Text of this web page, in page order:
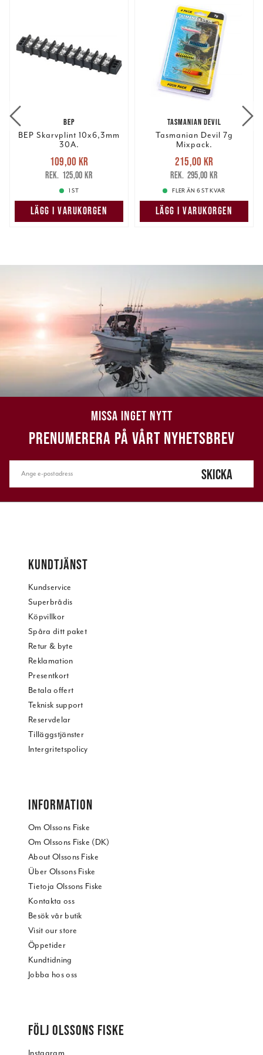
BEP
BEP Skarvplint 10x6,3mm
30A.
Nuvarande pris
109,00 krTidigare pris
125,00 kr
109,00 kr
125,00 kr
1 ST
LÄGG I VARUKORGEN
TASMANIAN DEVIL
Tasmanian Devil 7g
Mixpack.
Nuvarande pris
215,00 krTidigare pris
295,00 kr
215,00 kr
295,00 kr
FLER ÄN 6 ST KVAR
LÄGG I VARUKORGEN
MISSA INGET NYTT
PRENUMERERA PÅ VÅRT NYHETSBREV
SKICKA
KUNDTJÄNST
Kundservice
Superbrådis
Köpvillkor
Spåra ditt paket
Retur & byte
Reklamation
Presentkort
Betala offert
Teknisk support
Reservdelar
Tilläggstjänster
Intergritetspolicy
INFORMATION
Om Olssons Fiske
Om Olssons Fiske (DK)
About Olssons Fiske
Über Olssons Fiske
Tietoja Olssons Fiske
Kontakta oss
Besök vår butik
Visit our store
Öppetider
Kundtidning
Jobba hos oss
FÖLJ OLSSONS FISKE
Instagram